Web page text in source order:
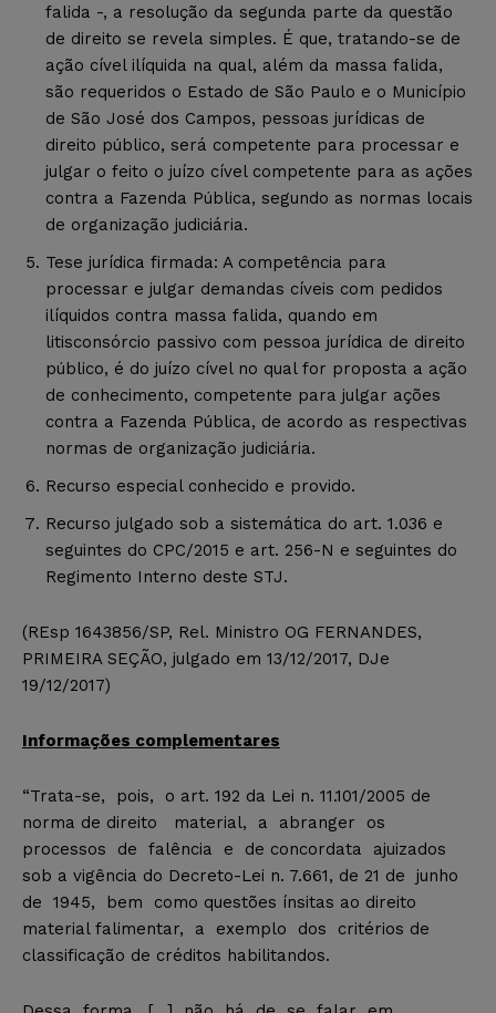
falida -, a resolução da segunda parte da questão
de direito se revela simples. É que, tratando-se de
ação cível ilíquida na qual, além da massa falida,
são requeridos o Estado de São Paulo e o Município
de São José dos Campos, pessoas jurídicas de
direito público, será competente para processar e
julgar o feito o juízo cível competente para as ações
contra a Fazenda Pública, segundo as normas locais
de organização judiciária.
Tese jurídica firmada: A competência para
processar e julgar demandas cíveis com pedidos
ilíquidos contra massa falida, quando em
litisconsórcio passivo com pessoa jurídica de direito
público, é do juízo cível no qual for proposta a ação
de conhecimento, competente para julgar ações
contra a Fazenda Pública, de acordo as respectivas
normas de organização judiciária.
Recurso especial conhecido e provido.
Recurso julgado sob a sistemática do art. 1.036 e
seguintes do CPC/2015 e art. 256-N e seguintes do
Regimento Interno deste STJ.
(REsp 1643856/SP, Rel. Ministro OG FERNANDES,
PRIMEIRA SEÇÃO, julgado em 13/12/2017, DJe
19/12/2017)
Informações complementares
“Trata-se, pois, o art. 192 da Lei n. 11.101/2005 de
norma de direito material, a abranger os
processos de falência e de concordata ajuizados
sob a vigência do Decreto-Lei n. 7.661, de 21 de junho
de 1945, bem como questões ínsitas ao direito
material falimentar, a exemplo dos critérios de
classificação de créditos habilitandos.